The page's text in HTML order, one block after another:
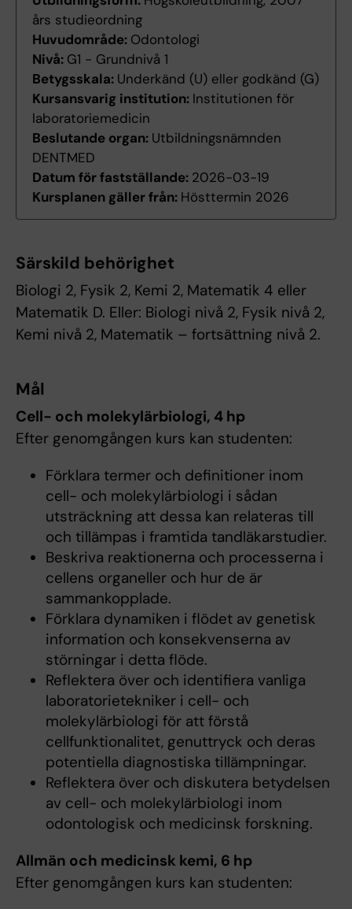
års studieordning
Huvudområde: Odontologi
Nivå: G1 - Grundnivå 1
Betygsskala: Underkänd (U) eller godkänd (G)
Kursansvarig institution: Institutionen för
laboratoriemedicin
Beslutande organ: Utbildningsnämnden
DENTMED
Datum för fastställande: 2026-03-19
Kursplanen gäller från: Hösttermin 2026
Särskild behörighet
Biologi 2, Fysik 2, Kemi 2, Matematik 4 eller
Matematik D. Eller: Biologi nivå 2, Fysik nivå 2,
Kemi nivå 2, Matematik – fortsättning nivå 2.
Mål
Cell- och molekylärbiologi, 4 hp
Efter genomgången kurs kan studenten:
Förklara termer och definitioner inom
cell- och molekylärbiologi i sådan
utsträckning att dessa kan relateras till
och tillämpas i framtida tandläkarstudier.
Beskriva reaktionerna och processerna i
cellens organeller och hur de är
sammankopplade.
Förklara dynamiken i flödet av genetisk
information och konsekvenserna av
störningar i detta flöde.
Reflektera över och identifiera vanliga
laboratorietekniker i cell- och
molekylärbiologi för att förstå
cellfunktionalitet, genuttryck och deras
potentiella diagnostiska tillämpningar.
Reflektera över och diskutera betydelsen
av cell- och molekylärbiologi inom
odontologisk och medicinsk forskning.
Allmän och medicinsk kemi, 6 hp
Efter genomgången kurs kan studenten: